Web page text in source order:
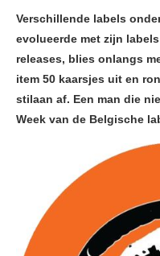
Verschillende labels
evolueerde met zijn
releases, blies onlangs
item 50 kaarsjes uit en
stilaan af. Een man die
Week van de Belgische